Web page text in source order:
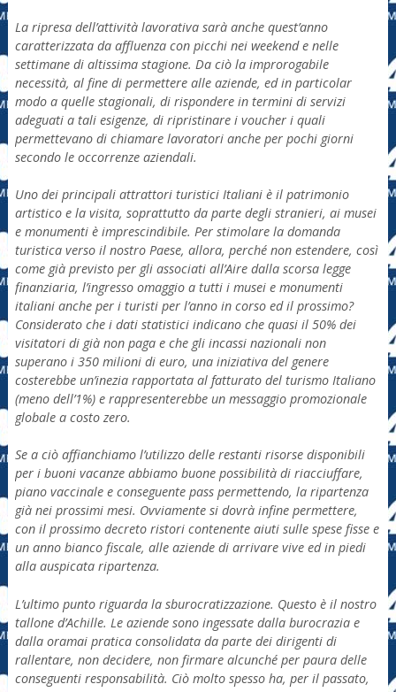
La ripresa dell’attività lavorativa sarà anche quest’anno
caratterizzata da affluenza con picchi nei weekend e nelle
settimane di altissima stagione. Da ciò la improrogabile
necessità, al fine di permettere alle aziende, ed in particolar
modo a quelle stagionali, di rispondere in termini di servizi
adeguati a tali esigenze, di ripristinare i voucher i quali
permettevano di chiamare lavoratori anche per pochi giorni
secondo le occorrenze aziendali.
Uno dei principali attrattori turistici Italiani è il patrimonio
artistico e la visita, soprattutto da parte degli stranieri, ai musei
e monumenti è imprescindibile. Per stimolare la domanda
turistica verso il nostro Paese, allora, perché non estendere, così
come già previsto per gli associati all’Aire dalla scorsa legge
finanziaria, l’ingresso omaggio a tutti i musei e monumenti
italiani anche per i turisti per l’anno in corso ed il prossimo?
Considerato che i dati statistici indicano che quasi il 50% dei
visitatori di già non paga e che gli incassi nazionali non
superano i 350 milioni di euro, una iniziativa del genere
costerebbe un’inezia rapportata al fatturato del turismo Italiano
(meno dell’1%) e rappresenterebbe un messaggio promozionale
globale a costo zero.
Se a ciò affianchiamo l’utilizzo delle restanti risorse disponibili
per i buoni vacanze abbiamo buone possibilità di riacciuffare,
piano vaccinale e conseguente pass permettendo, la ripartenza
già nei prossimi mesi. Ovviamente si dovrà infine permettere,
con il prossimo decreto ristori contenente aiuti sulle spese fisse e
un anno bianco fiscale, alle aziende di arrivare vive ed in piedi
alla auspicata ripartenza.
L’ultimo punto riguarda la sburocratizzazione. Questo è il nostro
tallone d’Achille. Le aziende sono ingessate dalla burocrazia e
dalla oramai pratica consolidata da parte dei dirigenti di
rallentare, non decidere, non firmare alcunché per paura delle
conseguenti responsabilità. Ciò molto spesso ha, per il passato,